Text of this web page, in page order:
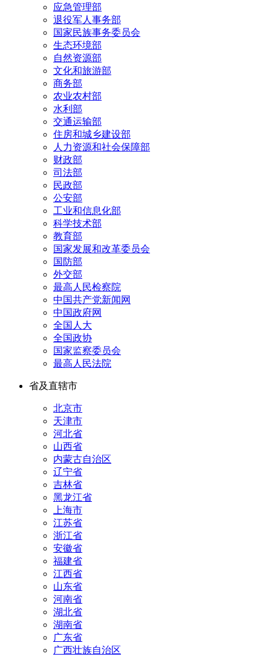
应急管理部
退役军人事务部
国家民族事务委员会
生态环境部
自然资源部
文化和旅游部
商务部
农业农村部
水利部
交通运输部
住房和城乡建设部
人力资源和社会保障部
财政部
司法部
民政部
公安部
工业和信息化部
科学技术部
教育部
国家发展和改革委员会
国防部
外交部
最高人民检察院
中国共产党新闻网
中国政府网
全国人大
全国政协
国家监察委员会
最高人民法院
省及直辖市
北京市
天津市
河北省
山西省
内蒙古自治区
辽宁省
吉林省
黑龙江省
上海市
江苏省
浙江省
安徽省
福建省
江西省
山东省
河南省
湖北省
湖南省
广东省
广西壮族自治区